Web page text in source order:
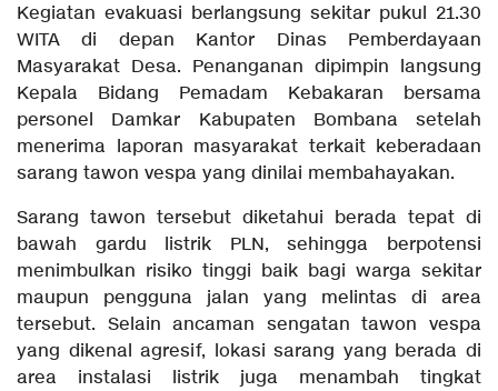
Kegiatan evakuasi berlangsung sekitar pukul 21.30
WITA di depan Kantor Dinas Pemberdayaan
Masyarakat Desa. Penanganan dipimpin langsung
Kepala Bidang Pemadam Kebakaran bersama
personel Damkar Kabupaten Bombana setelah
menerima laporan masyarakat terkait keberadaan
sarang tawon vespa yang dinilai membahayakan.
Sarang tawon tersebut diketahui berada tepat di
bawah gardu listrik PLN, sehingga berpotensi
menimbulkan risiko tinggi baik bagi warga sekitar
maupun pengguna jalan yang melintas di area
tersebut. Selain ancaman sengatan tawon vespa
yang dikenal agresif, lokasi sarang yang berada di
area instalasi listrik juga menambah tingkat